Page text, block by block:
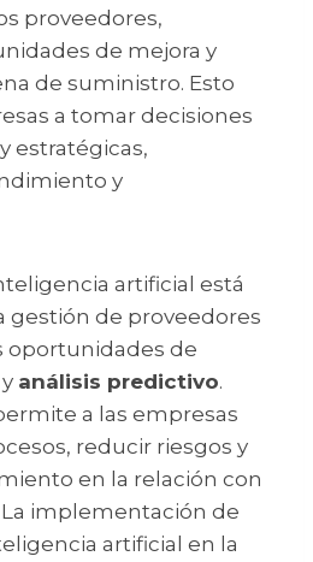
proveedores,
de mejora y
de suministro. Esto
a tomar decisiones
estratégicas,
y
artificial está
gestión de proveedores
oportunidades de
y análisis predictivo.
a las empresas
reducir riesgos y
en la relación con
implementación de
artificial en la